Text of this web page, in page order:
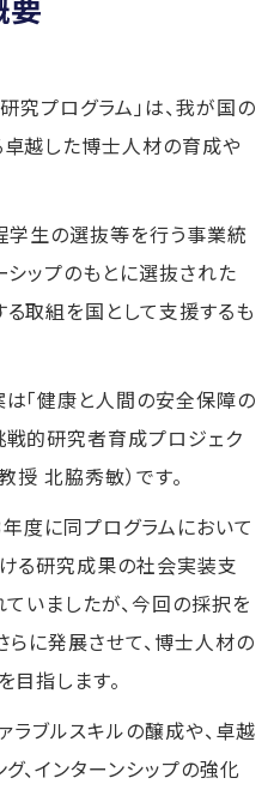
プログラム」は、我が国の
越した博士人材の育成や
生の選抜等を行う事業統
シップのもとに選抜された
取組を国として支援するも
「健康と人間の安全保障の
的研究者育成プロジェク
授 北脇秀敏）です。
度に同プログラムにおいて
る研究成果の社会実装支
いましたが、今回の採択を
らに発展させて、博士人材の
目指します。
ラブルスキルの醸成や、卓越
、インターンシップの強化